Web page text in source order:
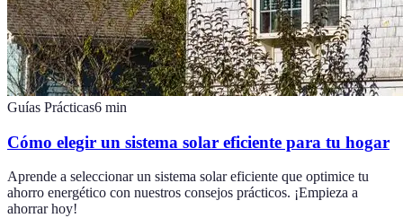
Guías Prácticas6 min
Cómo elegir un sistema solar eficiente para tu hogar
Aprende a seleccionar un sistema solar eficiente que optimice tu
ahorro energético con nuestros consejos prácticos. ¡Empieza a
ahorrar hoy!